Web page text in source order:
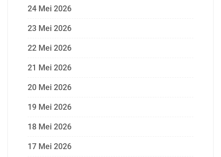
24 Mei 2026
23 Mei 2026
22 Mei 2026
21 Mei 2026
20 Mei 2026
19 Mei 2026
18 Mei 2026
17 Mei 2026